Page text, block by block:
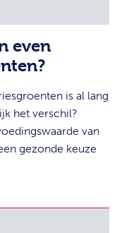
even
is al lang
het verschil?
van
gezonde keuze